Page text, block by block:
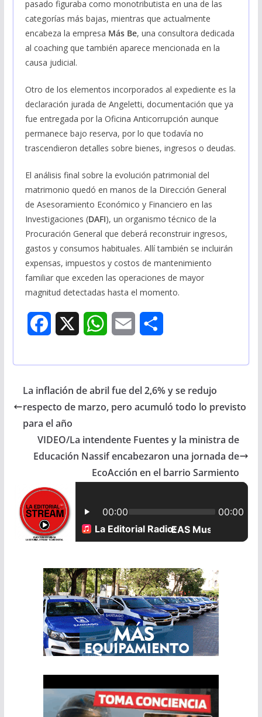
pasado figuraba como monotributista en una de las
categorías más bajas, mientras que actualmente
encabeza la empresa Más Be, una consultora dedicada
al coaching que también aparece mencionada en la
causa judicial.
Otro de los elementos incorporados al expediente es la
declaración jurada de Angeletti, documentación que ya
fue entregada por la Oficina Anticorrupción aunque
permanece bajo reserva, por lo que todavía no
trascendieron detalles sobre bienes, ingresos o deudas.
El análisis final sobre la evolución patrimonial del
matrimonio quedó en manos de la Dirección General
de Asesoramiento Económico y Financiero en las
Investigaciones (DAFI), un organismo técnico de la
Procuración General que deberá reconstruir ingresos,
gastos y consumos habituales. Allí también se incluirán
expensas, impuestos y costos de mantenimiento
familiar que exceden las operaciones de mayor
magnitud detectadas hasta el momento.
e
b
o
k
W
t
A
i
r
La inflación de abril fue del 2,6% y se redujo
respecto de marzo, pero acumuló todo lo previsto
para el año
VIDEO/La intendente Fuentes y la ministra de
Educación Nassif encabezaron una jornada de
EcoAcción en el barrio Sarmiento